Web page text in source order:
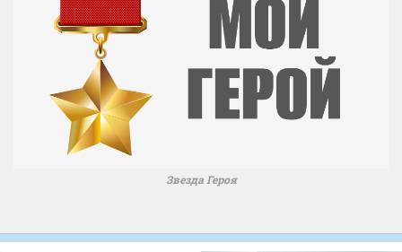
Звезда Героя